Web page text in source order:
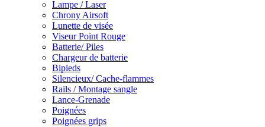
Lampe / Laser
Chrony Airsoft
Lunette de visée
Viseur Point Rouge
Batterie/ Piles
Chargeur de batterie
Bipieds
Silencieux/ Cache-flammes
Rails / Montage sangle
Lance-Grenade
Poignées
Poignées grips